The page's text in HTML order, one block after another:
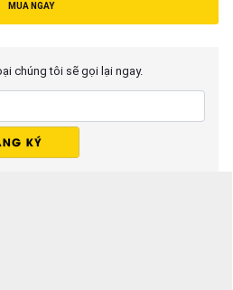
MUA NGAY
chúng tôi sẽ gọi lại ngay.